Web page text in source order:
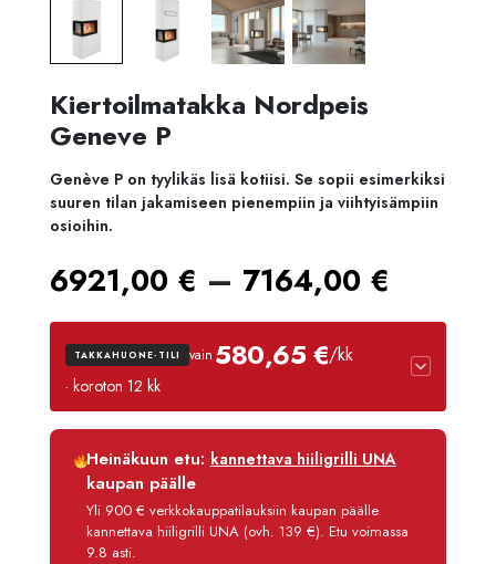
Kiertoilmatakka Nordpeis
Geneve P
Genève P on tyylikäs lisä kotiisi. Se sopii esimerkiksi
suuren tilan jakamiseen pienempiin ja viihtyisämpiin
osioihin.
6921,00 € – 7164,00 €
TAKKAHUONE-TILI vain 580,65 €/kk
· koroton 12 kk
Luottoaika
12 kk
Korko
Käsittelymaksu
3,90 €/kk
Maksettava yhteensä
6 967,80 €
Heinäkuun etu: kannettava hiiligrilli UNA
kaupan päälle
Yli 900 € verkkokauppatilauksiin kaupan päälle
kannettava hiiligrilli UNA (ovh. 139 €). Etu voimassa
9.8 asti.